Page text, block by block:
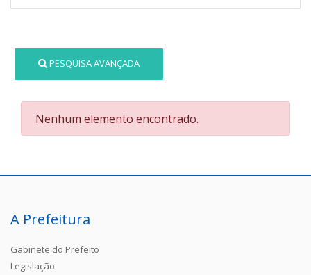
PESQUISA AVANÇADA
Nenhum elemento encontrado.
A Prefeitura
Gabinete do Prefeito
Legislação